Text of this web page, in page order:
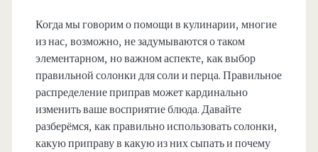
Когда мы говорим о помощи в кулинарии, многие
из нас, возможно, не задумываются о таком
элементарном, но важном аспекте, как выбор
правильной солонки для соли и перца. Правильное
распределение приправ может кардинально
изменить ваше восприятие блюда. Давайте
разберёмся, как правильно использовать солонки,
какую приправу в какую из них сыпать и почему